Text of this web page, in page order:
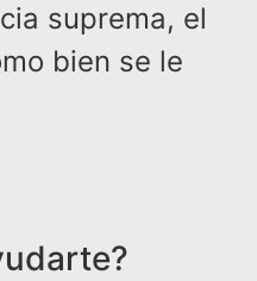
suprema, el
bien se le